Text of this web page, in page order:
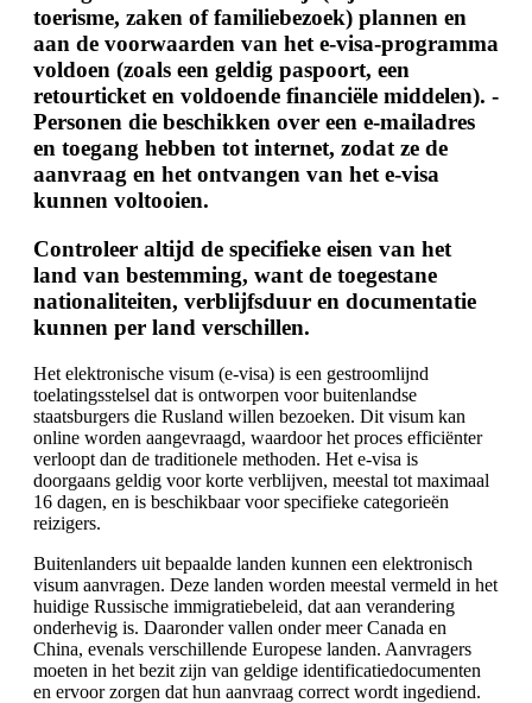
toerisme, zaken of familiebezoek) plannen en
aan de voorwaarden van het e-visa-programma
voldoen (zoals een geldig paspoort, een
retourticket en voldoende financiële middelen). -
Personen die beschikken over een e-mailadres
en toegang hebben tot internet, zodat ze de
aanvraag en het ontvangen van het e-visa
kunnen voltooien.
Controleer altijd de specifieke eisen van het
land van bestemming, want de toegestane
nationaliteiten, verblijfsduur en documentatie
kunnen per land verschillen.
Het elektronische visum (e-visa) is een gestroomlijnd
toelatingsstelsel dat is ontworpen voor buitenlandse
staatsburgers die Rusland willen bezoeken. Dit visum kan
online worden aangevraagd, waardoor het proces efficiënter
verloopt dan de traditionele methoden. Het e-visa is
doorgaans geldig voor korte verblijven, meestal tot maximaal
16 dagen, en is beschikbaar voor specifieke categorieën
reizigers.
Buitenlanders uit bepaalde landen kunnen een elektronisch
visum aanvragen. Deze landen worden meestal vermeld in het
huidige Russische immigratiebeleid, dat aan verandering
onderhevig is. Daaronder vallen onder meer Canada en
China, evenals verschillende Europese landen. Aanvragers
moeten in het bezit zijn van geldige identificatiedocumenten
en ervoor zorgen dat hun aanvraag correct wordt ingediend.